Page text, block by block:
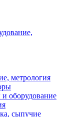
метрология
оборудование
сыпучие